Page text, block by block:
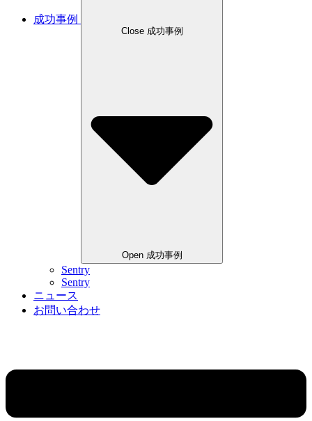
成功事例
Close 成功事例
Open 成功事例
Sentry
Sentry
ニュース
お問い合わせ